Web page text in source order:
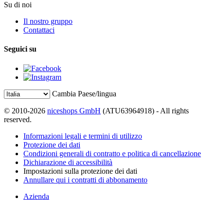
Su di noi
Il nostro gruppo
Contattaci
Seguici su
Cambia Paese/lingua
© 2010-2026 niceshops GmbH (ATU63964918) - All rights
reserved.
Informazioni legali e termini di utilizzo
Protezione dei dati
Condizioni generali di contratto e politica di cancellazione
Dichiarazione di accessibilità
Impostazioni sulla protezione dei dati
Annullare qui i contratti di abbonamento
Azienda